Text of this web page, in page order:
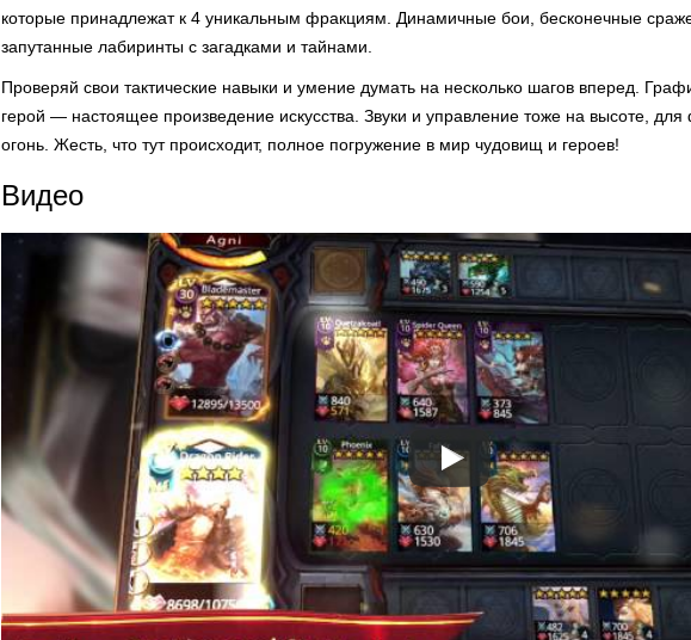
которые принадлежат к 4 уникальным фракциям. Динамичные бои, бесконечные
запутанные лабиринты с загадками и тайнами.
Проверяй свои тактические навыки и умение думать на несколько шагов вперед.
герой — настоящее произведение искусства. Звуки и управление тоже на высоте,
огонь. Жесть, что тут происходит, полное погружение в мир чудовищ и героев!
Видео